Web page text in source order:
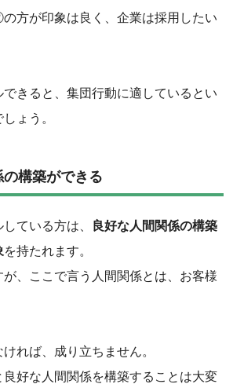
方が印象は良く、企業は採用したい
きると、集団行動に適しているとい
ょう。
構築ができる
ている方は、
良好な人間関係の構築
を持たれます。
、ここで言う人間関係とは、お客様
れば、成り立ちません。
好な人間関係を構築することは大変